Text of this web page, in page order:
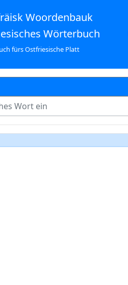
Woordenbauk
Wörterbuch
fürs Ostfriesische Platt